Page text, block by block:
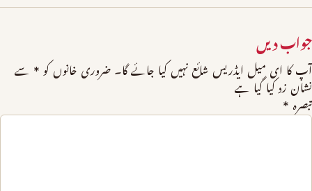
جواب دیں
آپ کا ای میل ایڈریس شائع نہیں کیا جائے گا۔ ضروری خانوں کو * سے
نشان زد کیا گیا ہے
تبصرہ *